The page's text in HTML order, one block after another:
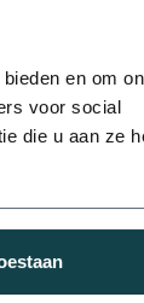
en om
voor social
die u aan ze